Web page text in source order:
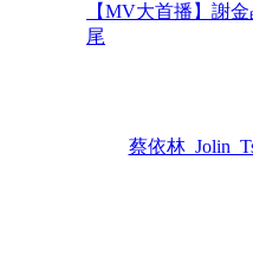
【MV大首播】謝
尾
蔡依林